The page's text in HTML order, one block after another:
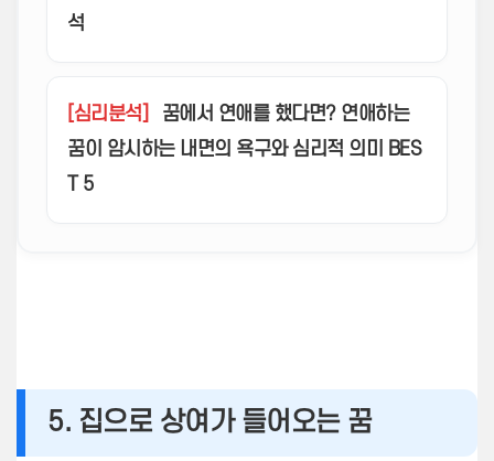
석
[심리분석]
꿈에서 연애를 했다면? 연애하는
꿈이 암시하는 내면의 욕구와 심리적 의미 BES
T 5
5. 집으로 상여가 들어오는 꿈